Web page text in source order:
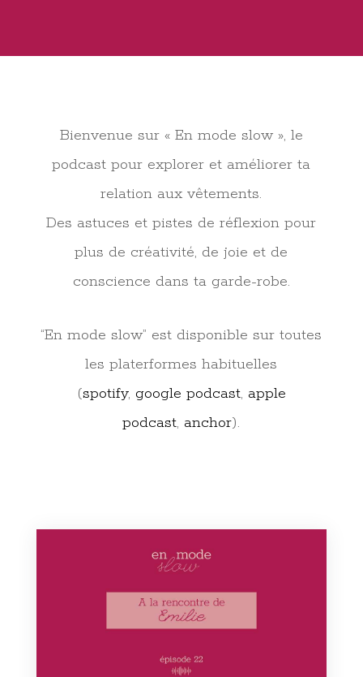
Bienvenue sur « En mode slow », le
podcast pour explorer et améliorer ta
relation aux vêtements.
Des astuces et pistes de réflexion pour
plus de créativité, de joie et de
conscience dans ta garde-robe.
“En mode slow” est disponible sur toutes
les platerformes habituelles
(spotify, google podcast, apple
podcast, anchor).